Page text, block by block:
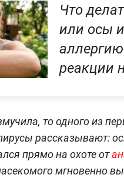
Что
или осы
реакции
то одного из
рассказывают:
прямо на охоте от
мгновенно